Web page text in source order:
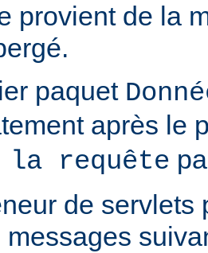
provient de la
paquet
après le
requête
de servlets
messages